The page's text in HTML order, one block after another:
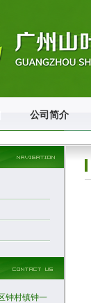
公司简介
钟村镇钟一